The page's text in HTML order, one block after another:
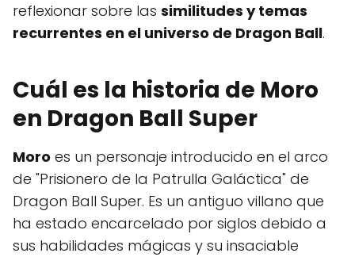
reflexionar sobre las similitudes y temas
recurrentes en el universo de Dragon Ball.
Cuál es la historia de Moro
en Dragon Ball Super
Moro es un personaje introducido en el arco
de "Prisionero de la Patrulla Galáctica" de
Dragon Ball Super. Es un antiguo villano que
ha estado encarcelado por siglos debido a
sus habilidades mágicas y su insaciable